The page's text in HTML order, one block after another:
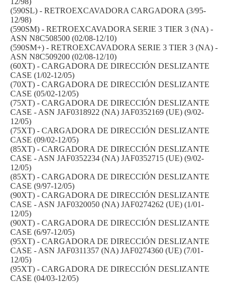
(590SL) - RETROEXCAVADORA CARGADORA (3/95-
12/98)
(590SM) - RETROEXCAVADORA SERIE 3 TIER 3 (NA) -
ASN N8C508500 (02/08-12/10)
(590SM+) - RETROEXCAVADORA SERIE 3 TIER 3 (NA) -
ASN N8C509200 (02/08-12/10)
(60XT) - CARGADORA DE DIRECCIÓN DESLIZANTE
CASE (1/02-12/05)
(70XT) - CARGADORA DE DIRECCIÓN DESLIZANTE
CASE (05/02-12/05)
(75XT) - CARGADORA DE DIRECCIÓN DESLIZANTE
CASE - ASN JAF0318922 (NA) JAF0352169 (UE) (9/02-
12/05)
(75XT) - CARGADORA DE DIRECCIÓN DESLIZANTE
CASE (09/02-12/05)
(85XT) - CARGADORA DE DIRECCIÓN DESLIZANTE
CASE - ASN JAF0352234 (NA) JAF0352715 (UE) (9/02-
12/05)
(85XT) - CARGADORA DE DIRECCIÓN DESLIZANTE
CASE (9/97-12/05)
(90XT) - CARGADORA DE DIRECCIÓN DESLIZANTE
CASE - ASN JAF0320050 (NA) JAF0274262 (UE) (1/01-
12/05)
(90XT) - CARGADORA DE DIRECCIÓN DESLIZANTE
CASE (6/97-12/05)
(95XT) - CARGADORA DE DIRECCIÓN DESLIZANTE
CASE - ASN JAF0311357 (NA) JAF0274360 (UE) (7/01-
12/05)
(95XT) - CARGADORA DE DIRECCIÓN DESLIZANTE
CASE (04/03-12/05)